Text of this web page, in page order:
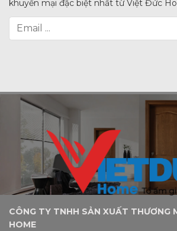
khuyến mại đặc biệt nhất từ Việt Đức
CÔNG TY TNHH SẢN XUẤT THƯƠNG
HOME